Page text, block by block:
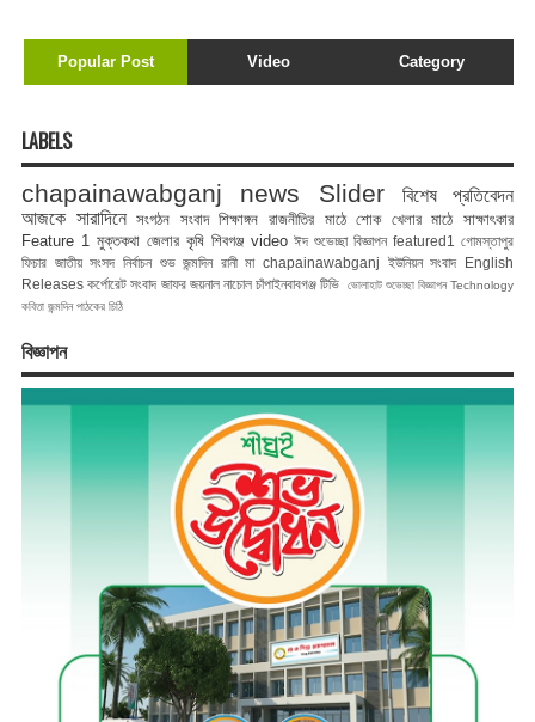
Popular Post Video Category
LABELS
chapainawabganj news Slider
বিশেষ প্রতিবেদন
আজকে সারাদিনে সংগঠন সংবাদ শিক্ষাঙ্গন রাজনীতির মাঠে শোক খেলার মাঠে
সাক্ষাৎকার
Feature 1 মুক্তকথা জেলার কৃষি শিবগঞ্জ video ঈদ শুভেচ্ছা বিজ্ঞাপন featured1
গোমস্তাপুর
ফিচার জাতীয় সংসদ নির্বাচন শুভ জন্মদিন রানী মা chapainawabganj ইউনিয়ন সংবাদ
English
Releases কর্পোরেট সংবাদ জাফর জয়নাল নাচোল চাঁপাইনবাবগঞ্জ টিভি ভোলাহাট শুভেচ্ছা বিজ্ঞাপন Technology
কবিতা জন্মদিন পাঠকের চিঠি
বিজ্ঞাপন